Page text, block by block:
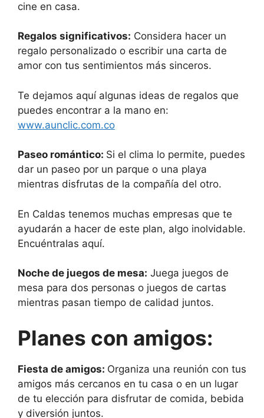
cine en casa.
Regalos significativos: Considera hacer un
regalo personalizado o escribir una carta de
amor con tus sentimientos más sinceros.
Te dejamos aquí algunas ideas de regalos que
puedes encontrar a la mano en:
www.aunclic.com.co
Paseo romántico: Si el clima lo permite, puedes
dar un paseo por un parque o una playa
mientras disfrutas de la compañía del otro.
En Caldas tenemos muchas empresas que te
ayudarán a hacer de este plan, algo inolvidable.
Encuéntralas aquí.
Noche de juegos de mesa: Juega juegos de
mesa para dos personas o juegos de cartas
mientras pasan tiempo de calidad juntos.
Planes con amigos:
Fiesta de amigos: Organiza una reunión con tus
amigos más cercanos en tu casa o en un lugar
de tu elección para disfrutar de comida, bebida
y diversión juntos.